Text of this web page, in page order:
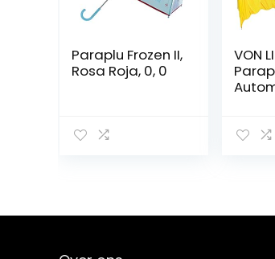
Paraplu Frozen II,
Rosa Roja, 0, 0
VON